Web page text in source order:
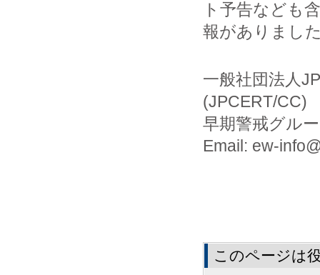
ト予告なども
報がありまし
一般社団法人
(JPCERT/CC)
早期警戒グル
Email: ew-
このページは